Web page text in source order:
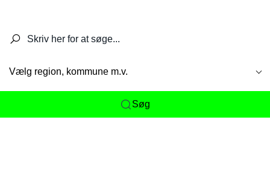
Vælg region, kommune m.v.
Søg